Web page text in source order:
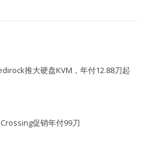
推大硬盘KVM，年付12.88刀起
促销年付99刀